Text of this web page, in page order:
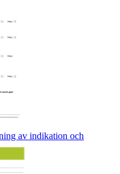
av indikation och